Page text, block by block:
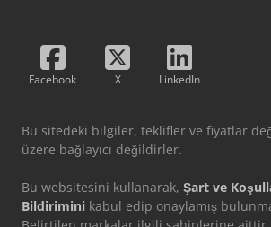
Facebook X LinkedIn
Bu sitedeki bilgiler, teklifler ve fiyatlar
üzere bağlayıcı değildirler.
Bu websitesini kullanarak, Şart ve
Bildirimini kabul edip onaylamış